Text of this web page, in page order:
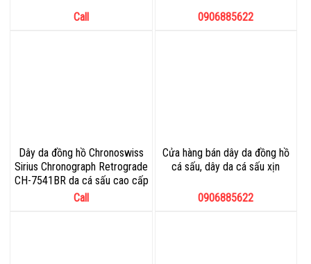
Call 0906885622
Dây da đồng hồ Chronoswiss
Sirius Chronograph Retrograde
CH-7541BR da cá sấu cao cấp
Call
Cửa hàng bán dây da đồng hồ
cá sấu, dây da cá sấu xịn
0906885622